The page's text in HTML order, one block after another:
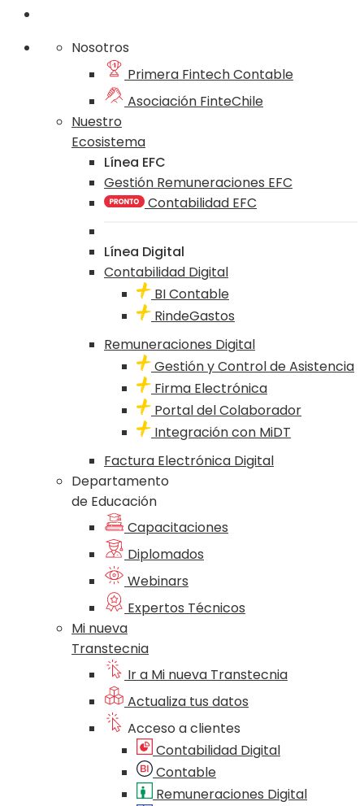
Nosotros
Primera Fintech Contable
Asociación FinteChile
Nuestro
Ecosistema
Línea EFC
Gestión Remuneraciones EFC
Contabilidad EFC
Línea Digital
Contabilidad Digital
BI Contable
RindeGastos
Remuneraciones Digital
Gestión y Control de Asistencia
Firma Electrónica
Portal del Colaborador
Integración con MiDT
Factura Electrónica Digital
Departamento
de Educación
Capacitaciones
Diplomados
Webinars
Expertos Técnicos
Mi nueva
Transtecnia
Ir a Mi nueva Transtecnia
Actualiza tus datos
Acceso a clientes
Contabilidad Digital
Contable
Remuneraciones Digital